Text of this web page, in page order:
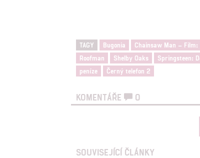
TAGY Bugonia Chainsaw Man – Film:
Roofman
Shelby Oaks Springsteen:
peníze
Černý telefon 2
KOMENTÁŘE 0
SOUVISEJÍCÍ ČLÁNKY